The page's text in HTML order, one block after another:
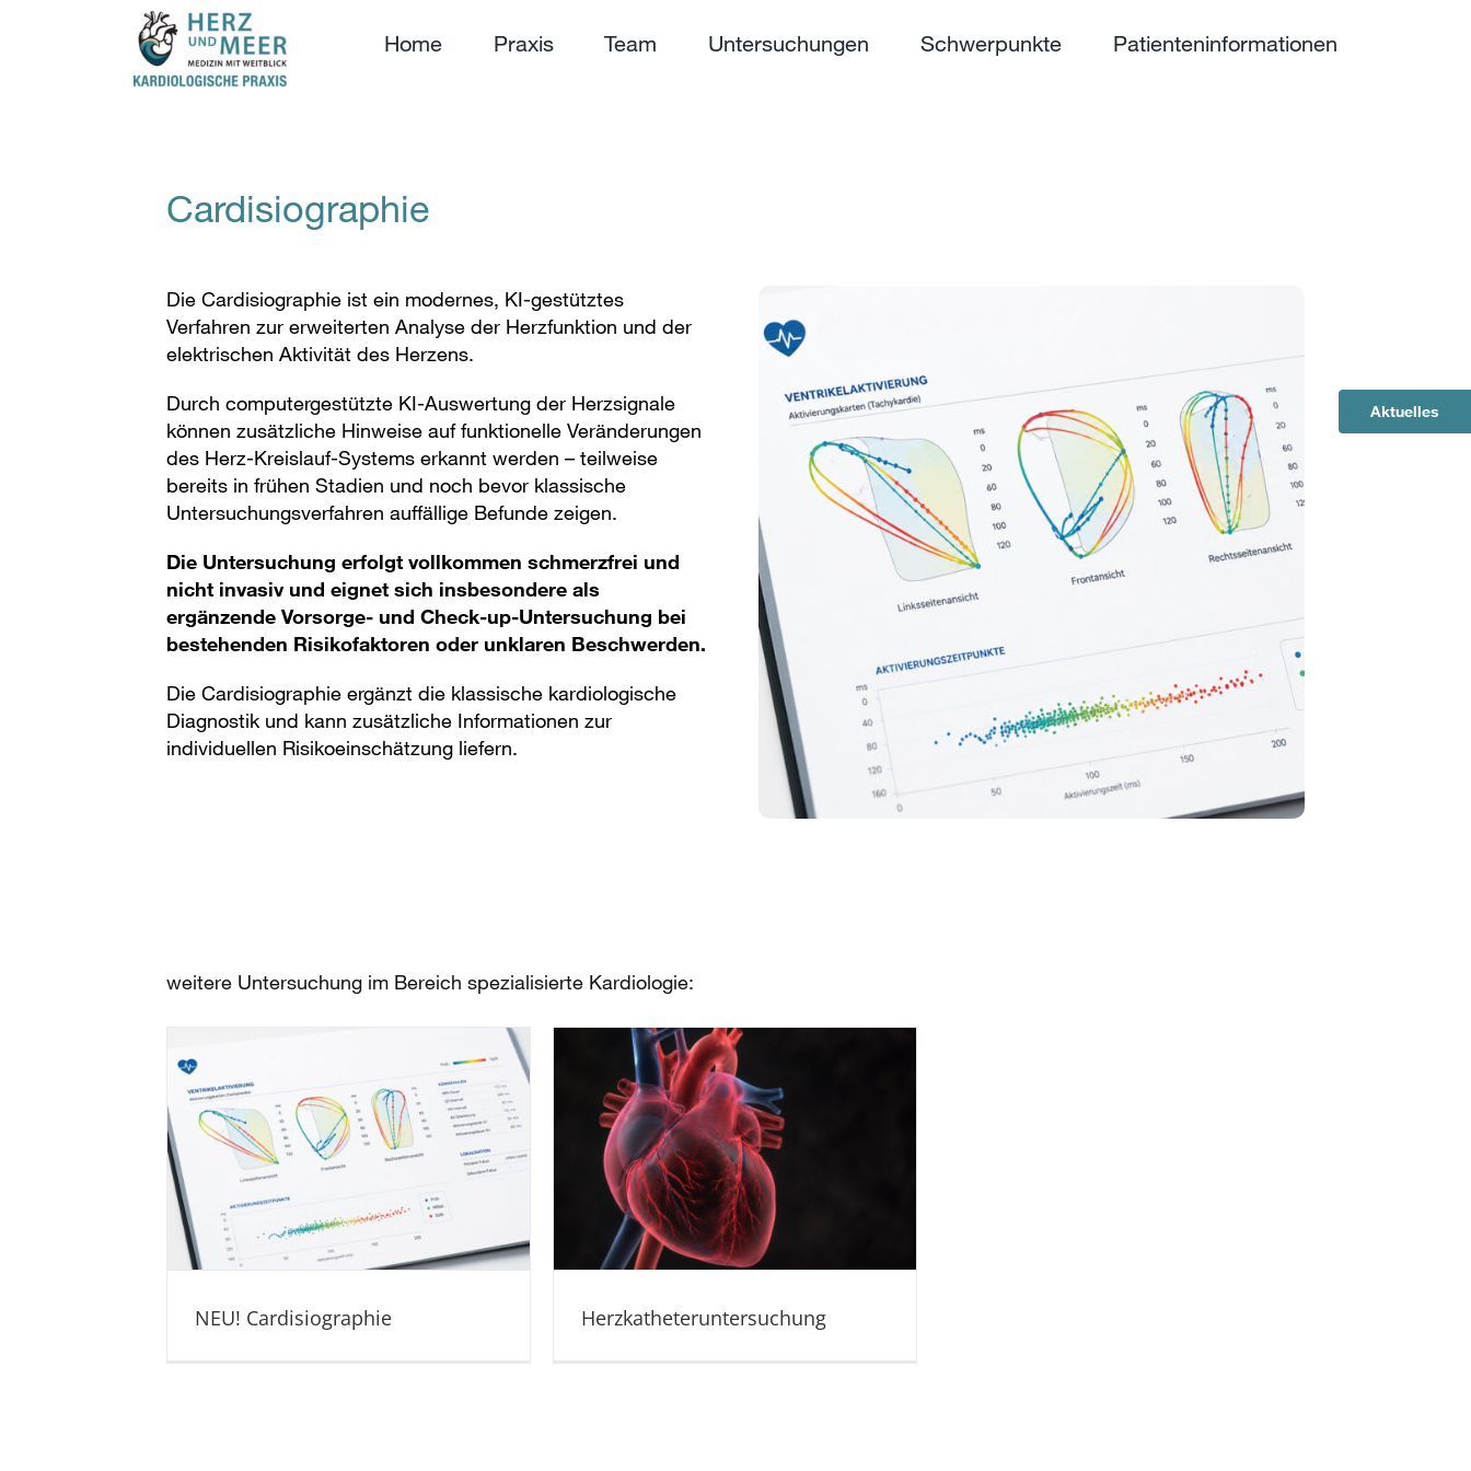
Home Praxis Team Untersuchungen Schwerpunkte Patienteninformationen
Cardisiographie
Die Cardisiographie ist ein modernes, KI-gestütztes
Verfahren zur erweiterten Analyse der Herzfunktion und der
elektrischen Aktivität des Herzens.
Durch computergestützte KI-Auswertung der Herzsignale
können zusätzliche Hinweise auf funktionelle Veränderungen
des Herz-Kreislauf-Systems erkannt werden – teilweise
bereits in frühen Stadien und noch bevor klassische
Untersuchungsverfahren auffällige Befunde zeigen.
Die Untersuchung erfolgt vollkommen schmerzfrei und
nicht invasiv und eignet sich insbesondere als
ergänzende Vorsorge- und Check-up-Untersuchung bei
bestehenden Risikofaktoren oder unklaren Beschwerden.
Die Cardisiographie ergänzt die klassische kardiologische
Diagnostik und kann zusätzliche Informationen zur
individuellen Risikoeinschätzung liefern.
weitere Untersuchung im Bereich spezialisierte Kardiologie:
NEU! Cardisiographie Herzkatheteruntersuchung
Aktuelles